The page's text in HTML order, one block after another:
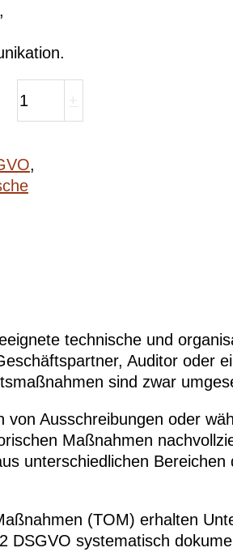
,
technische und
Auditor oder
sind zwar
Ausschreibungen oder
Maßnahmen
unterschiedlichen
(TOM) erhalten
systematisch